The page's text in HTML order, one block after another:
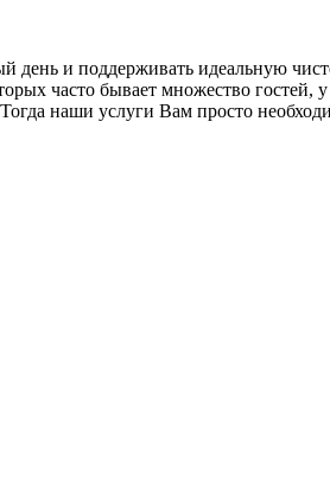
день и поддерживать идеальную
часто бывает множество гостей,
наши услуги Вам просто